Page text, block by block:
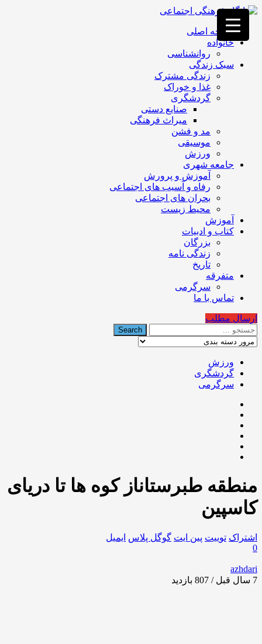
فصد
خون
غرب
تهران
خشکشویی
تصفیه
تهران
صفحه اصلی
خانواده
روانشناسی
سبک زندگی
زندگی مشترک
غذا و خوراک
گردشگری
صنایع دستی
میراث فرهنگی
مد و فشن
موسیقی
ورزش
جامعه شهری
آموزش و پرورش
رفاه و آسیب های اجتماعی
بحران های اجتماعی
محیط زیست
آموزش
کتاب و ادبیات
بزرگان
زندگی نامه
تاریخ
متفرقه
سرگرمی
تماس با ما
ارسال مطلب
ورزش
گردشگری
سرگرمی
منطقه طبرستاناز کوه ها تا دریای
کاسپین
اشتراک توییت پین ایت گوگل‌ پلاس ایمیل
0
azhdari
7 سال قبل / 807
بازدید